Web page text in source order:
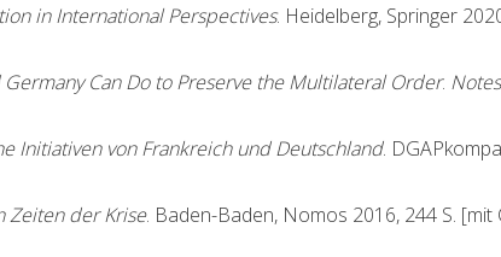
in International Perspectives. Heidelberg, Springer
Can Do to Preserve the Multilateral Order.
Initiativen von Frankreich und Deutschland.
Zeiten der Krise. Baden-Baden, Nomos 2016, 244 S. [mit